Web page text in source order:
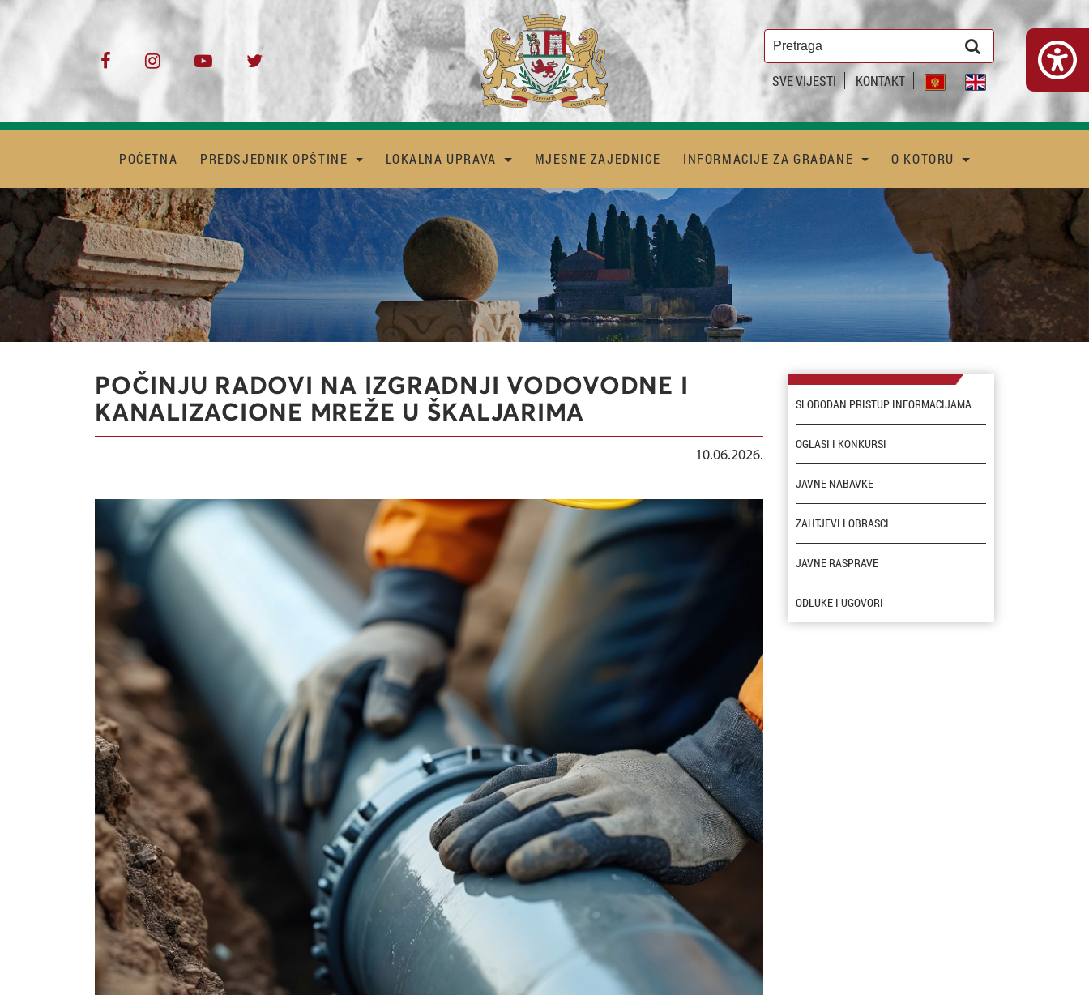
SVE VIJESTI KONTAKT
POČETNA PREDSJEDNIK OPŠTINE LOKALNA UPRAVA MJESNE ZAJEDNICE INFORMACIJE ZA GRAĐANE O KOTORU
POČINJU RADOVI NA IZGRADNJI VODOVODNE I
KANALIZACIONE MREŽE U ŠKALJARIMA
10.06.2026.
SLOBODAN PRISTUP INFORMACIJAMA
OGLASI I KONKURSI
JAVNE NABAVKE
ZAHTJEVI I OBRASCI
JAVNE RASPRAVE
ODLUKE I UGOVORI